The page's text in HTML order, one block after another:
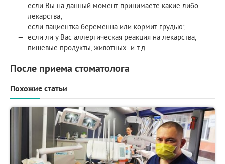
если Вы на данный момент принимаете какие-либо
лекарства;
если пациентка беременна или кормит грудью;
если ли у Вас аллергическая реакция на лекарства,
пищевые продукты, животных и т.д.
После приема стоматолога
Похожие статьи